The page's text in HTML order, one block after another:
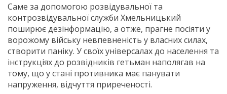
Саме за допомогою розвідувальної та
контрозвідувальної служби Хмельницький
поширює дезінформацію, а отже, прагне посіяти у
ворожому війську невпевненість у власних силах,
створити паніку. У своїх універсалах до населення та
інструкціях до розвідників гетьман наполягав на
тому, що у стані противника має панувати
напруження, відчуття приреченості.